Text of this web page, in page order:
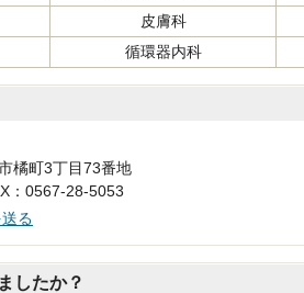
皮膚科
循環器内科
橘町3丁目73番地
：0567-28-5053
る
したか？